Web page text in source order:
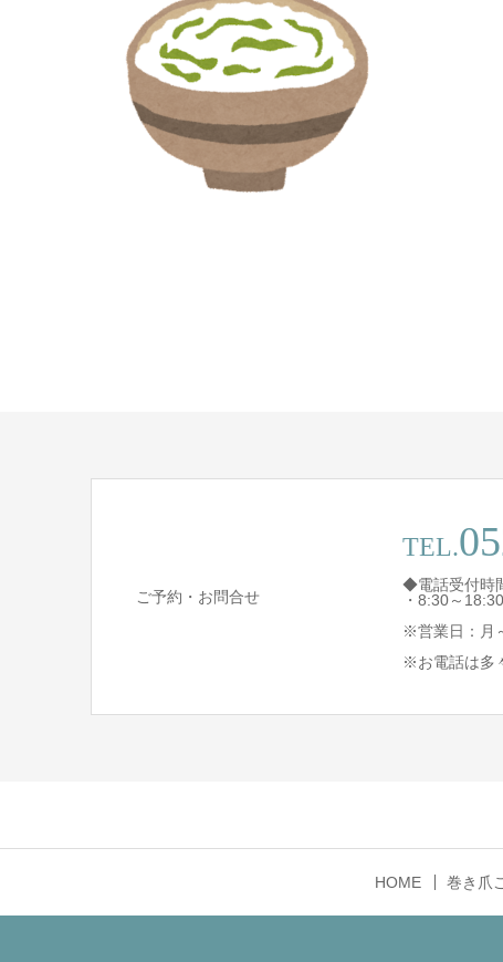
ご予約・お問合せ
TEL.
◆電話受付時
・8:30～
※営業日：月
※お電話は多
HOME 巻き爪